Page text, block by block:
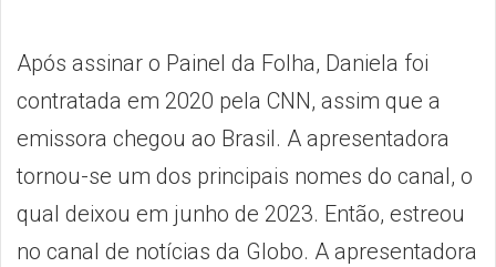
Após assinar o Painel da Folha, Daniela foi
contratada em 2020 pela CNN, assim que a
emissora chegou ao Brasil. A apresentadora
tornou-se um dos principais nomes do canal, o
qual deixou em junho de 2023. Então, estreou
no canal de notícias da Globo. A apresentadora